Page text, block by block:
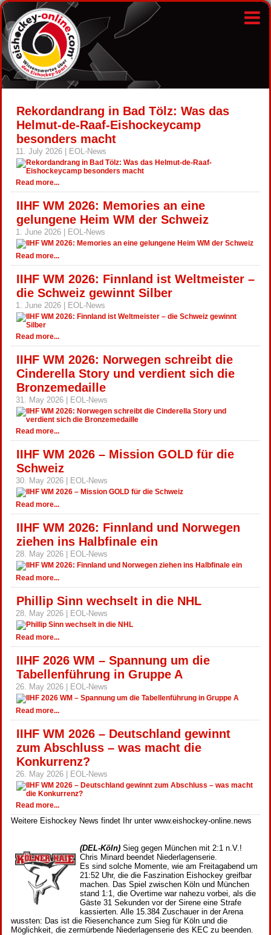
Rekordandrang in Bad Tölz: Was das
Helmut-de-Raaf-Eishockeycamp
besonders macht
11. July 2026 | EOL-News
Read more...
IIHF WM 2026: Memories an eine
gelungene Heim WM der Schweiz
1. June 2026 | EOL-News
Read more...
IIHF WM 2026: Finnland ist Weltmeister –
die Schweiz gewinnt Silber
1. June 2026 | EOL-News
Read more...
IIHF WM 2026: Norwegen schreibt die
Cinderella Story und verdient sich die
Bronzemedaille
31. May 2026 | EOL-News
Read more...
IIHF WM 2026 – Mission GOLD für die
Schweiz
30. May 2026 | EOL-News
Read more...
IIHF WM 2026: Finnland und Norwegen
ziehen ins Halbfinale ein
28. May 2026 | EOL-News
Read more...
Phillip Sinn wechselt in die NHL
28. May 2026 | EOL-News
Read more...
IIHF 2026 WM – Spannung um die
Tabellenführung in Gruppe A
26. May 2026 | EOL-News
Read more...
IIHF WM 2026 – Deutschland gewinnt
zum Abschluss – was macht die
Konkurrenz?
26. May 2026 | EOL-News
Read more...
Weitere Eishockey News findet Ihr unter www.eishockey-online.news
(DEL-Köln) Sieg gegen München mit 2:1 n.V.!
Chris Minard beendet Niederlagenserie.
Es sind solche Momente, wie am Freitagabend um
21:52 Uhr, die die Faszination Eishockey greifbar
machen. Das Spiel zwischen Köln und München
stand 1:1, die Overtime war nahezu vorbei, als die
Gäste 31 Sekunden vor der Sirene eine Strafe
kassierten. Alle 15.384 Zuschauer in der Arena
wussten: Das ist die Riesenchance zum Sieg für Köln und die
Möglichkeit, die zermürbende Niederlagenserie des KEC zu beenden.